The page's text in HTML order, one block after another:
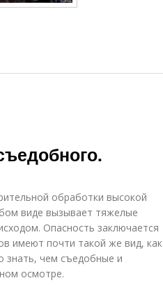
обработки высокой
виде вызывает тяжелые
Опасность заключается
имеют почти такой же вид, как
знать, чем съедобные и
осмотре.